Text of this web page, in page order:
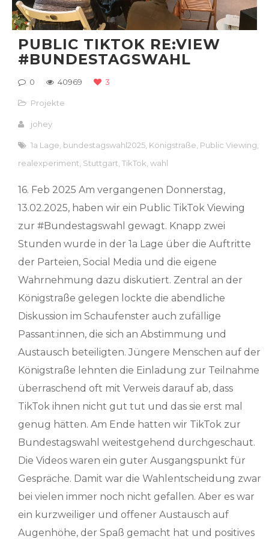
PUBLIC TIKTOK RE:VIEW
#BUNDESTAGSWAHL
0 40969 3
Projekte
johey
1a Lage bundestagswahl2025 Königstraße Public Viewing
realexperiment Stuttgart ,TikTok ,wahl
16. Feb 2025 Am vergangenen Donnerstag,
13.02.2025, haben wir ein Public TikTok Viewing
zur #Bundestagswahl gewagt. Knapp zwei
Stunden wurde in der 1a Lage über die Auftritte
der Parteien, Social Media und die eigene
Wahrnehmung dazu diskutiert. Zentral an der
Königstraße gelegen lockte die abendliche
Diskussion im Schaufenster auch zufällige
Passant:innen, die sich an Abstimmung und
Austausch beteiligten. Jüngere Menschen auf der
Königstraße lehnten die Einladung zur Teilnahme
überraschend oft mit Verweis darauf ab, dass
TikTok ihnen nicht gut tut und das sie erst mal
genug hätten. Am Ende hatten wir TikTok zur
Bundestagswahl weitestgehend durchgeschaut.
Die Videos waren ein guter Ausgangspunkt für
Gespräche. Damit war die Wahlentscheidung zwar
bei vielen immer noch nicht gefallen. Aber es war
ein kurzweiliger und offener Austausch auf
Augenhöhe, der Spaß gemacht hat und positives